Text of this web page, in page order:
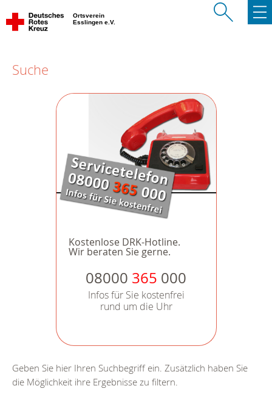
Ortsverein
Esslingen e.V.
Suche
Kostenlose DRK-Hotline.
Wir beraten Sie gerne.
08000 365 000
Infos für Sie kostenfrei
rund um die Uhr
Geben Sie hier Ihren Suchbegriff ein. Zusätzlich haben Sie
die Möglichkeit ihre Ergebnisse zu filtern.